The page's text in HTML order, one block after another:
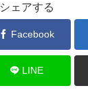
シェアする
Facebook
LINE